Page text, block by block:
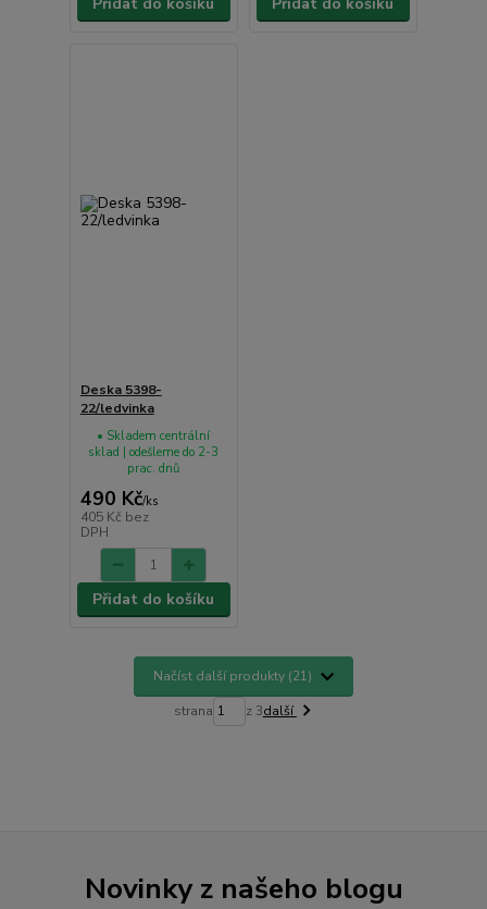
Přidat do košíku Přidat do košíku
Deska 5398-
22/ledvinka
490 Kč/ks
405 Kč bez
DPH
• Skladem centrální
sklad | odešleme do 2-3
prac. dnů
Přidat do košíku
Načíst další produkty (21)
strana z 3další
Novinky z našeho blogu